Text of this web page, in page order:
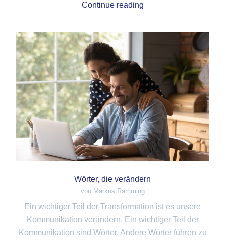
Continue reading
Wörter, die verändern
von Markus Ramming
Ein wichtiger Teil der Transformation ist es unsere
Kommunikation verändern. Ein wichtiger Teil der
Kommunikation sind Wörter. Andere Wörter führen zu